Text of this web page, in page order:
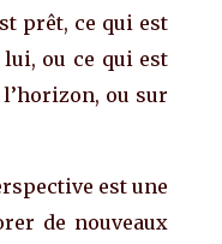
prêt, ce qui est
ou ce qui est
ou sur
est une
de nouveaux